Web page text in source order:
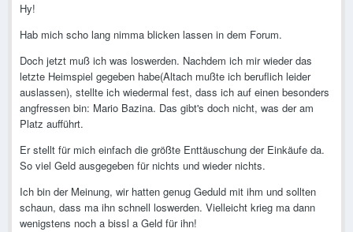
Hy!
Hab mich scho lang nimma blicken lassen in dem Forum.
Doch jetzt muß ich was loswerden. Nachdem ich mir wieder das
letzte Heimspiel gegeben habe(Altach mußte ich beruflich leider
auslassen), stellte ich wiedermal fest, dass ich auf einen besonders
angfressen bin: Mario Bazina. Das gibt's doch nicht, was der am
Platz aufführt.
Er stellt für mich einfach die größte Enttäuschung der Einkäufe da.
So viel Geld ausgegeben für nichts und wieder nichts.
Ich bin der Meinung, wir hatten genug Geduld mit ihm und sollten
schaun, dass ma ihn schnell loswerden. Vielleicht krieg ma dann
wenigstens noch a bissl a Geld für ihn!